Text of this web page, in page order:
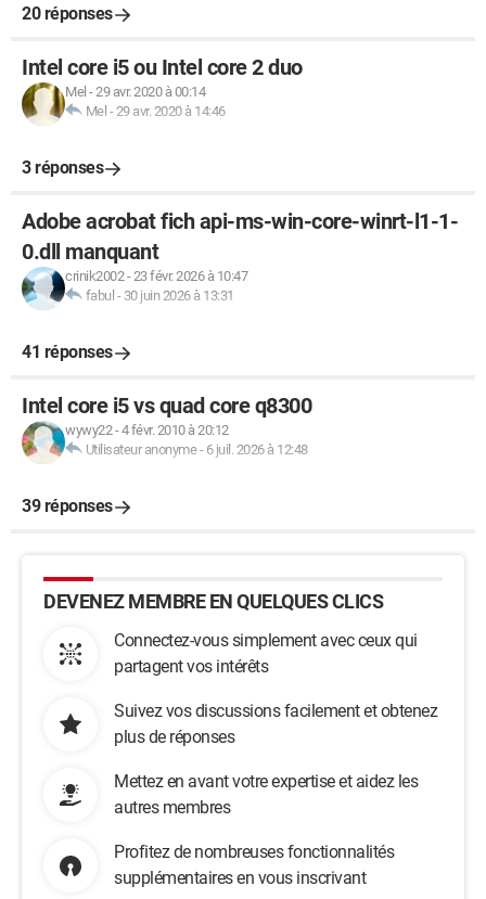
20 réponses
Intel core i5 ou Intel core 2 duo
Mel -29 avr. 2020 à 00:14
Mel -29 avr. 2020 à 14:46
3 réponses
Adobe acrobat fich api-ms-win-core-winrt-l1-1-
0.dll manquant
crinik2002-23 févr. 2026 à 10:47
fabul - 30 juin 2026 à 13:31
41 réponses
Intel core i5 vs quad core q8300
wywy22-4 févr. 2010 à 20:12
Utilisateur anonyme- 6 juil. 2026 à 12:48
39 réponses
DEVENEZ MEMBRE EN QUELQUES CLICS
Connectez-vous simplement avec ceux qui
partagent vos intérêts
Suivez vos discussions facilement et obtenez
plus de réponses
Mettez en avant votre expertise et aidez les
autres membres
Profitez de nombreuses fonctionnalités
supplémentaires en vous inscrivant